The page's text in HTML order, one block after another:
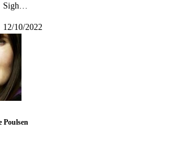
Sigh…
12/10/2022
Poulsen